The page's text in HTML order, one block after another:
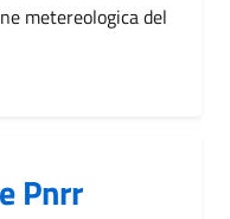
metereologica del
Pnrr